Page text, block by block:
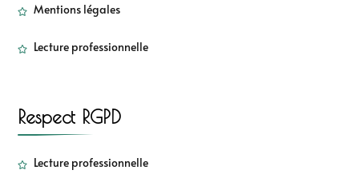
Mentions légales
Lecture professionnelle
Respect RGPD
Lecture professionnelle